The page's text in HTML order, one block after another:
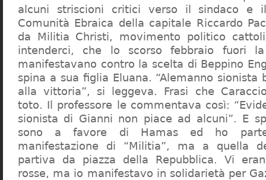
alcuni striscioni critici verso il sindaco e
Comunità Ebraica della capitale Riccardo
da Militia Christi, movimento politico
intenderci, che lo scorso febbraio fuori
manifestavano contro la scelta di Beppino
spina a sua figlia Eluana. “Alemanno sionista
alla vittoria”, si leggeva. Frasi che
toto. Il professore le commentava così:
sionista di Gianni non piace ad alcuni”. E
sono a favore di Hamas ed ho
manifestazione di “Militia”, ma a quella
partiva da piazza della Repubblica. Vi
rosse, ma io manifestavo in solidarietà per